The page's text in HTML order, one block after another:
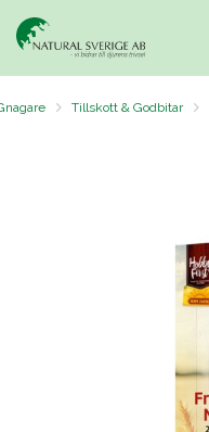
Tillskott & Godbitar